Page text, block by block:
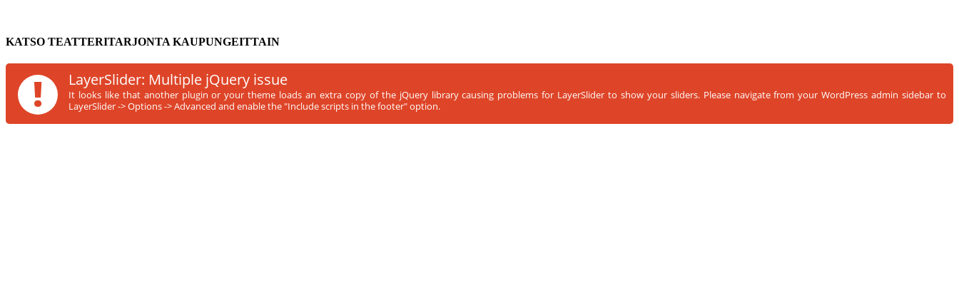
KATSO TEATTERITARJONTA KAUPUNGEITTAIN
! LayerSlider: Multiple jQuery issue
It looks like that another plugin or your theme loads an extra copy of the jQuery library causing problems for LayerSlider to show your sliders. Please navigate from your WordPress admin sidebar to
LayerSlider -> Options -> Advanced and enable the "Include scripts in the footer" option.